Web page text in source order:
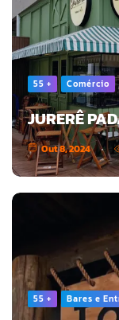
55 + Comércio
JURERÊ
Out 8, 2024
55 + Bares e